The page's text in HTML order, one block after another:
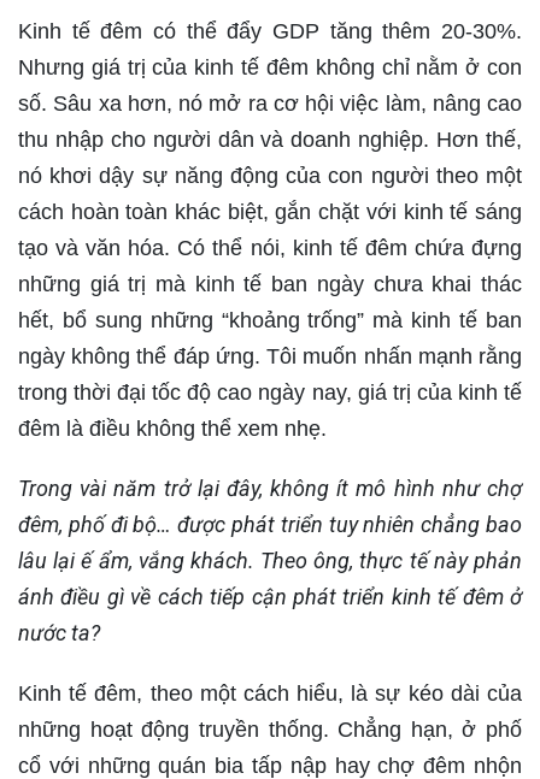
Kinh tế đêm có thể đẩy GDP tăng thêm 20-30%.
Nhưng giá trị của kinh tế đêm không chỉ nằm ở con
số. Sâu xa hơn, nó mở ra cơ hội việc làm, nâng cao
thu nhập cho người dân và doanh nghiệp. Hơn thế,
nó khơi dậy sự năng động của con người theo một
cách hoàn toàn khác biệt, gắn chặt với kinh tế sáng
tạo và văn hóa. Có thể nói, kinh tế đêm chứa đựng
những giá trị mà kinh tế ban ngày chưa khai thác
hết, bổ sung những “khoảng trống” mà kinh tế ban
ngày không thể đáp ứng. Tôi muốn nhấn mạnh rằng
trong thời đại tốc độ cao ngày nay, giá trị của kinh tế
đêm là điều không thể xem nhẹ.
Trong vài năm trở lại đây, không ít mô hình như chợ
đêm, phố đi bộ… được phát triển tuy nhiên chẳng bao
lâu lại ế ẩm, vắng khách. Theo ông, thực tế này phản
ánh điều gì về cách tiếp cận phát triển kinh tế đêm ở
nước ta?
Kinh tế đêm, theo một cách hiểu, là sự kéo dài của
những hoạt động truyền thống. Chẳng hạn, ở phố
cổ với những quán bia tấp nập hay chợ đêm nhộn